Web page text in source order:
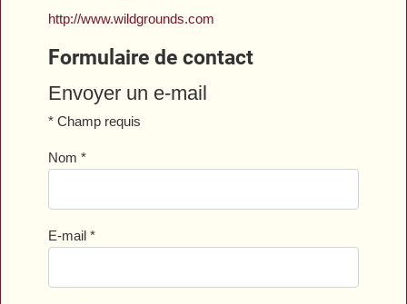
http://www.wildgrounds.com
Formulaire de contact
Envoyer un e-mail
* Champ requis
Nom *
E-mail *